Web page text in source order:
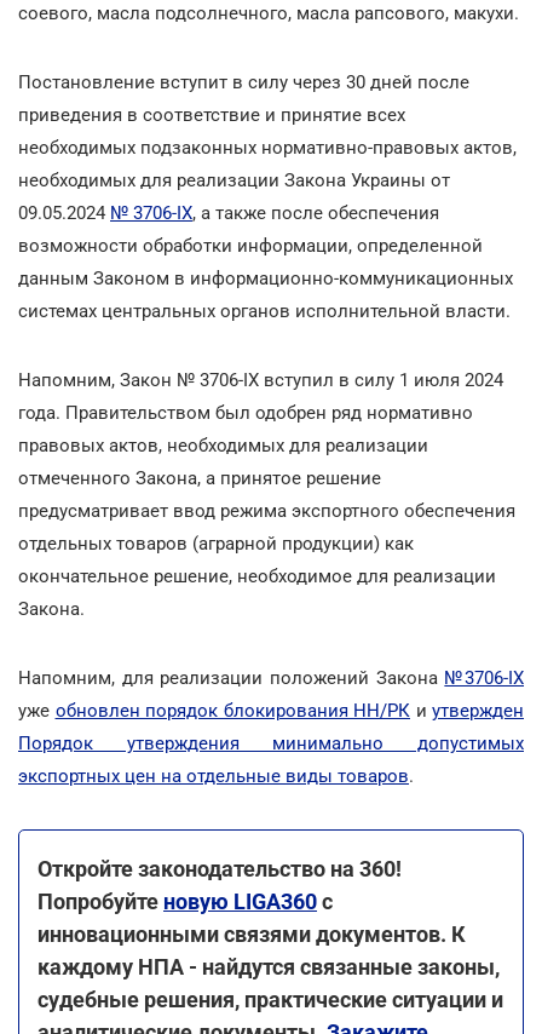
соевого, масла подсолнечного, масла рапсового, макухи.
Постановление вступит в силу через 30 дней после
приведения в соответствие и принятие всех
необходимых подзаконных нормативно-правовых актов,
необходимых для реализации Закона Украины от
09.05.2024 № 3706-IX, а также после обеспечения
возможности обработки информации, определенной
данным Законом в информационно-коммуникационных
системах центральных органов исполнительной власти.
Напомним, Закон № 3706-IX вступил в силу 1 июля 2024
года. Правительством был одобрен ряд нормативно
правовых актов, необходимых для реализации
отмеченного Закона, а принятое решение
предусматривает ввод режима экспортного обеспечения
отдельных товаров (аграрной продукции) как
окончательное решение, необходимое для реализации
Закона.
Напомним, для реализации положений Закона №3706-ІХ
уже обновлен порядок блокирования НН/РК и утвержден
Порядок утверждения минимально допустимых
экспортных цен на отдельные виды товаров.
Откройте законодательство на 360!
Попробуйте новую LIGA360с
инновационными связями документов. К
каждому НПА - найдутся связанные законы,
судебные решения, практические ситуации и